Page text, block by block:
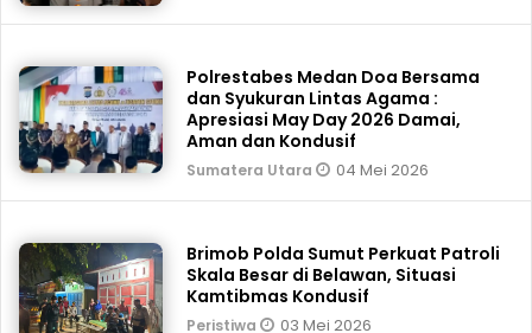
Polrestabes Medan Doa Bersama
dan Syukuran Lintas Agama :
Apresiasi May Day 2026 Damai,
Aman dan Kondusif
Sumatera Utara 04 Mei 2026
Brimob Polda Sumut Perkuat Patroli
Skala Besar di Belawan, Situasi
Kamtibmas Kondusif
Peristiwa 03 Mei 2026